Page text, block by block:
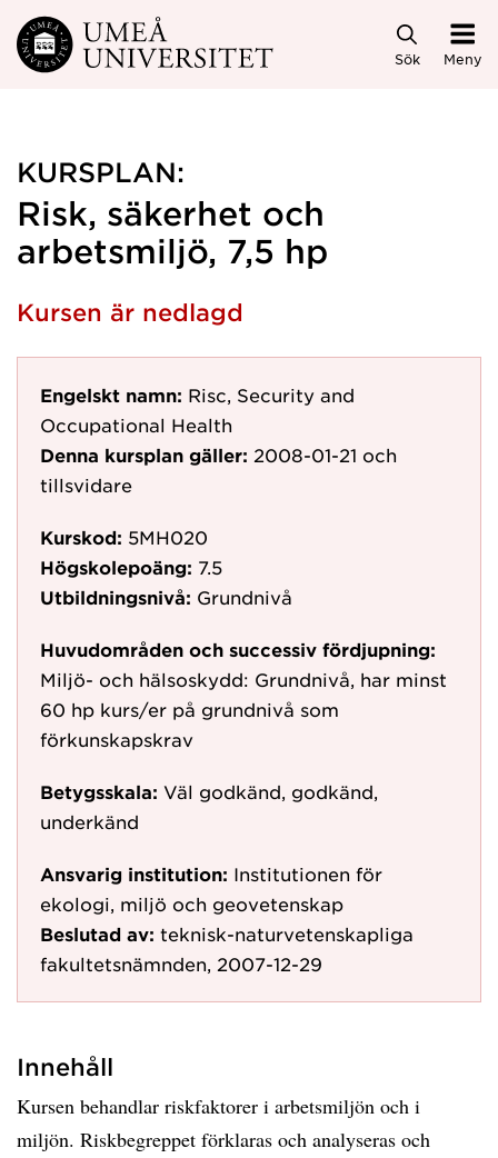
Hoppa direkt till innehållet
Sök Meny
KURSPLAN:
Risk, säkerhet och
arbetsmiljö, 7,5 hp
Kursen är nedlagd
Engelskt namn: Risc, Security and
Occupational Health
Denna kursplan gäller: 2008-01-21 och
tillsvidare
Kurskod: 5MH020
Högskolepoäng: 7.5
Utbildningsnivå: Grundnivå
Huvudområden och successiv fördjupning:
Miljö- och hälsoskydd: Grundnivå, har minst
60 hp kurs/er på grundnivå som
förkunskapskrav
Betygsskala: Väl godkänd, godkänd,
underkänd
Ansvarig institution: Institutionen för
ekologi, miljö och geovetenskap
Beslutad av: teknisk-naturvetenskapliga
fakultetsnämnden, 2007-12-29
Innehåll
Kursen behandlar riskfaktorer i arbetsmiljön och i
miljön. Riskbegreppet förklaras och analyseras och